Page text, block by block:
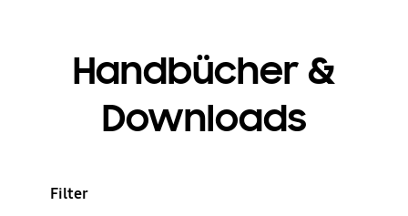
Handbücher &
Downloads
Filter